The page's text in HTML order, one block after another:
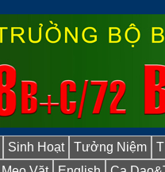
Sinh Hoạt Tưởng Niệm